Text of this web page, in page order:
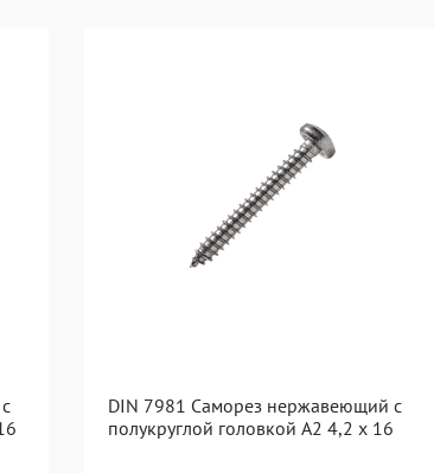
DIN 7981 Саморез нержавеющий с
полукруглой головкой А2 4,2 x 16